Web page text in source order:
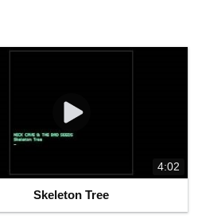
4:02
Skeleton Tree